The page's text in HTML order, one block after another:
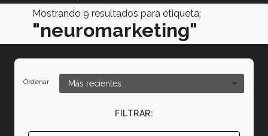
Mostrando 9 resultados para etiqueta:
"neuromarketing"
Ordenar
FILTRAR: